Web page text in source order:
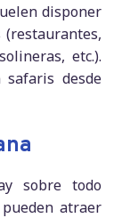
disponer
etc.).
safaris desde
sobre todo
atraer